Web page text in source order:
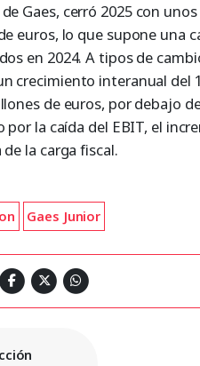
Gaes, cerró 2025 con
euros, lo que supone una
en 2024. A tipos de
crecimiento interanual del
de euros, por debajo
por la caída del EBIT, el
la carga fiscal.
Gaes Junior